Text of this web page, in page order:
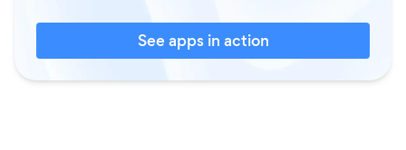
See apps in action